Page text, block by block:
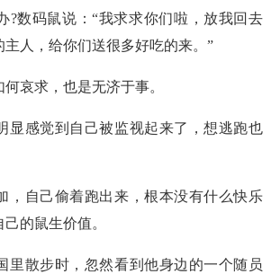
?数码鼠说：“我求求你们啦，放我回去
主人，给你们送很多好吃的来。”
哀求，也是无济于事。
显感觉到自己被监视起来了，想逃跑也
，自己偷着跑出来，根本没有什么快乐
的鼠生价值。
里散步时，忽然看到他身边的一个随员